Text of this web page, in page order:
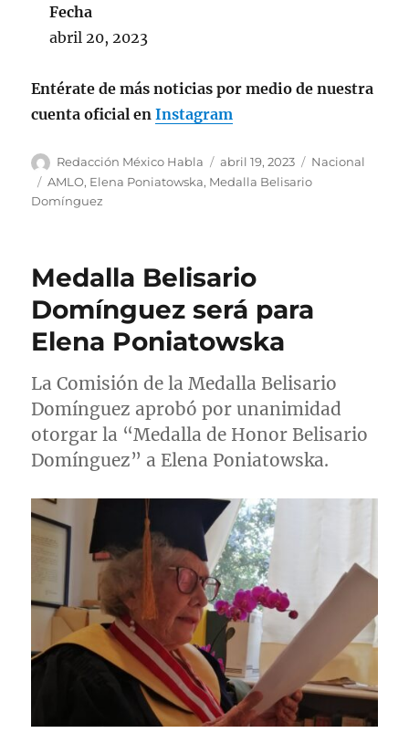
Fecha
abril 20, 2023
Entérate de más noticias por medio de nuestra
cuenta oficial enInstagram
A
u
t
Redacción México Habla
P
u
a
o
e
l
abril 19, 2023
C
a
a
Nacional
E
t
e
a
s
AMLO, Elena Poniatowska, Medalla Belisario
Domínguez
Medalla Belisario
Domínguez será para
Elena Poniatowska
La Comisión de la Medalla Belisario
Domínguez aprobó por unanimidad
otorgar la “Medalla de Honor Belisario
Domínguez” a Elena Poniatowska.